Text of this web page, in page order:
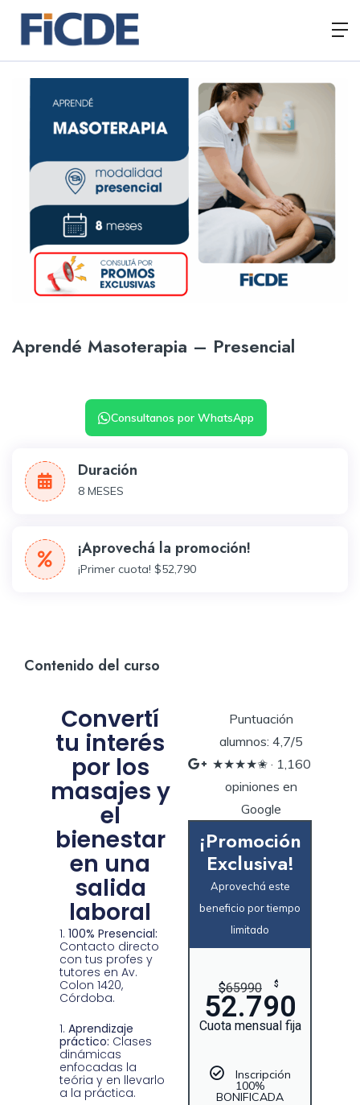
Aprendé Masoterapia – Presencial
Consultanos por WhatsApp
Duración
8 MESES
¡Aprovechá la promoción!
¡Primer cuota! $52,790
Contenido del curso
Convertí
tu interés
por los
masajes y
el
bienestar
en una
salida
laboral
100% Presencial:
Contacto directo
con tus profes y
tutores en Av.
Colon 1420,
Córdoba.
Aprendizaje
práctico: Clases
dinámicas
enfocadas la
teória y en llevarlo
a la práctica.
Puntuación
alumnos: 4,7/5
★★★★✬ · ‎1,160
opiniones en
Google
¡Promoción
Exclusiva!
Aprovechá este
beneficio por tiempo
limitado
$65990 $
52.790
Cuota mensual fija
Inscripción
100%
BONIFICADA